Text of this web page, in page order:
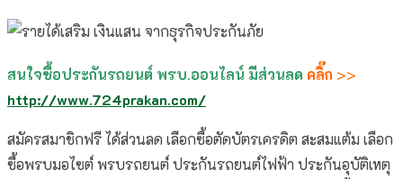
สนใจซื้อประกันรถยนต์ พรบ.ออนไลน์ มีส่วนลด คลิ๊ก >>
http://www.724prakan.com/
สมัครสมาชิกฟรี ได้ส่วนลด เลือกซื้อตัดบัตรเครดิต สะสมแต้ม เลือก
ซื้อพรบมอไซต์ พรบรถยนต์ ประกันรถยนต์ไฟฟ้า ประกันอุบัติเหตุ